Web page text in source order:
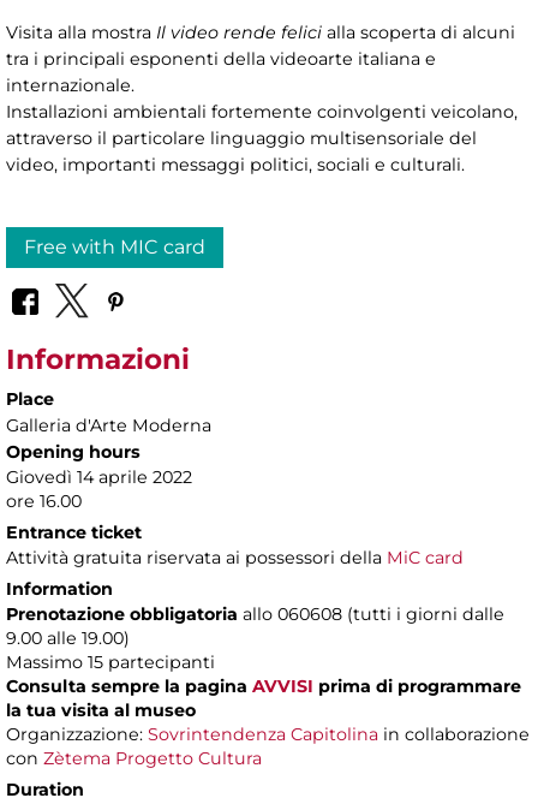
Visita alla mostra Il video rende felici alla scoperta di alcuni
tra i principali esponenti della videoarte italiana e
internazionale.
Installazioni ambientali fortemente coinvolgenti veicolano,
attraverso il particolare linguaggio multisensoriale del
video, importanti messaggi politici, sociali e culturali.
Free with MIC card
Informazioni
Place
Galleria d'Arte Moderna
Opening hours
Giovedì 14 aprile 2022
ore 16.00
Entrance ticket
Attività gratuita riservata ai possessori della MiC card
Information
Prenotazione obbligatoria allo 060608 (tutti i giorni dalle
9.00 alle 19.00)
Massimo 15 partecipanti
Consulta sempre la pagina AVVISI prima di programmare
la tua visita al museo
Organizzazione: Sovrintendenza Capitolina in collaborazione
con Zètema Progetto Cultura
Duration